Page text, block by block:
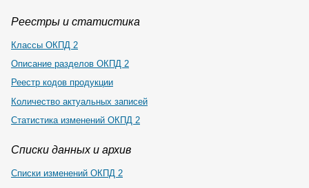
Реестры и статистика
Классы ОКПД 2
Описание разделов ОКПД 2
Реестр кодов продукции
Количество актуальных записей
Статистика изменений ОКПД 2
Списки данных и архив
Списки изменений ОКПД 2